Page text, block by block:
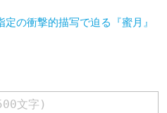
の衝撃的描写で迫る『蜜月』